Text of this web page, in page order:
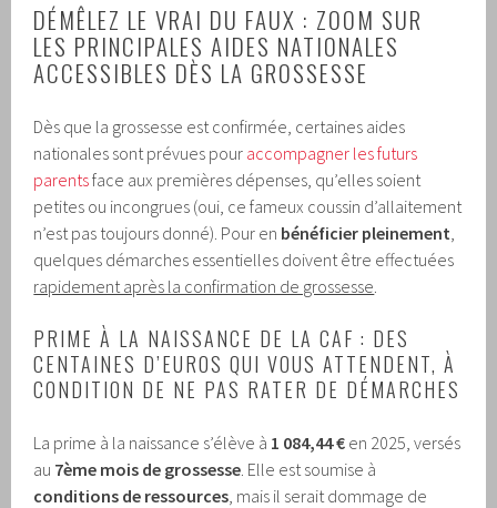
DÉMÊLEZ LE VRAI DU FAUX : ZOOM SUR
LES PRINCIPALES AIDES NATIONALES
ACCESSIBLES DÈS LA GROSSESSE
Dès que la grossesse est confirmée, certaines aides
nationales sont prévues pour accompagner les futurs
parentsface aux premières dépenses, qu’elles soient
petites ou incongrues (oui, ce fameux coussin d’allaitement
n’est pas toujours donné). Pour en bénéficier pleinement
quelques démarches essentielles doivent être effectuées
rapidement après la confirmation de grossesse
PRIME À LA NAISSANCE DE LA CAF : DES
CENTAINES D’EUROS QUI VOUS ATTENDENT, À
CONDITION DE NE PAS RATER DE DÉMARCHES
La prime à la naissance s’élève à 1 084,44 € en 2025, versés
au 7ème mois de grossesse . Elle est soumise à
conditions de ressources , mais il serait dommage de